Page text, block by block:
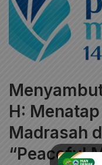
H:
Madrasah
“Peaceful